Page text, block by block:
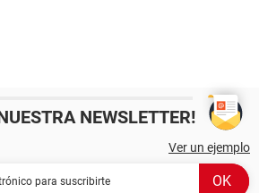
NEWSLETTER!
Ver un ejemplo